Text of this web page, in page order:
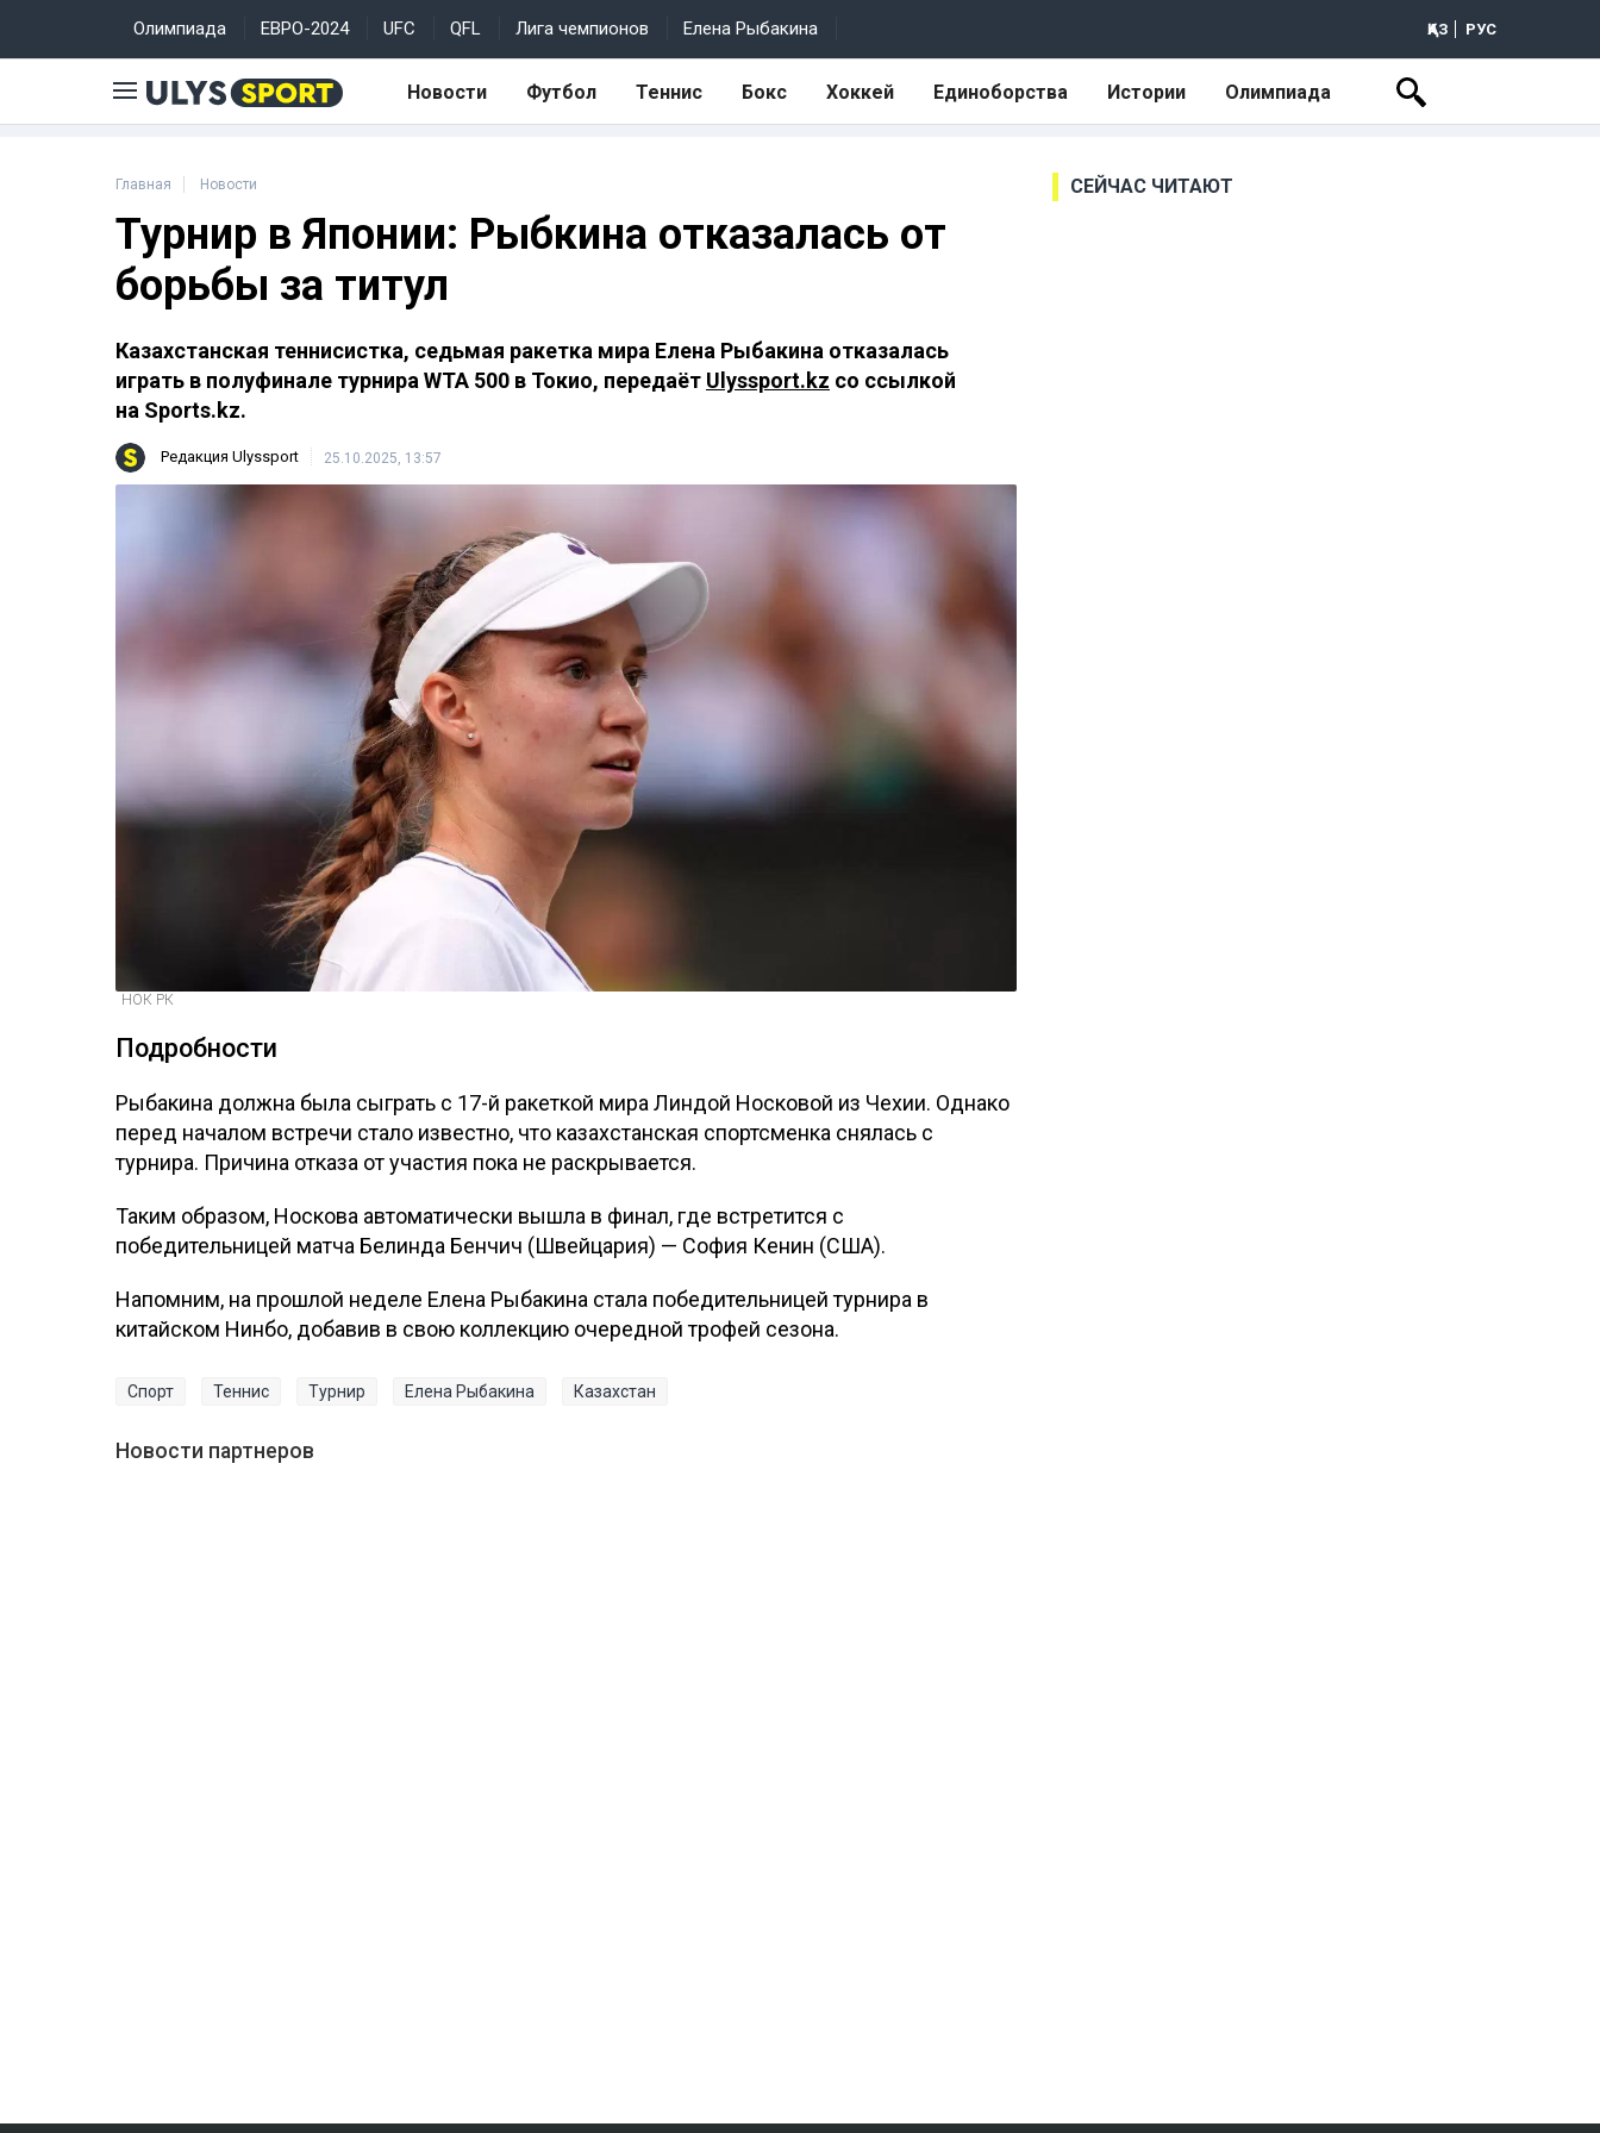
Олимпиада ЕВРО-2024 UFC QFL Лига чемпионов Елена Рыбакина ҚАЗ РУС
Новости Футбол Теннис Бокс Хоккей Единоборства Истории Олимпиада
Главная Новости
Турнир в Японии: Рыбкина отказалась от
борьбы за титул
Казахстанская теннисистка, седьмая ракетка мира Елена Рыбакина отказалась
играть в полуфинале турнира WTA 500 в Токио, передаёт Ulyssport.kz со ссылкой
на Sports.kz.
Редакция Ulyssport 25.10.2025, 13:57
НОК РК
Подробности
Рыбакина должна была сыграть с 17-й ракеткой мира Линдой Носковой из Чехии. Однако
перед началом встречи стало известно, что казахстанская спортсменка снялась с
турнира. Причина отказа от участия пока не раскрывается.
Таким образом, Носкова автоматически вышла в финал, где встретится с
победительницей матча Белинда Бенчич (Швейцария) — София Кенин (США).
Напомним, на прошлой неделе Елена Рыбакина стала победительницей турнира в
китайском Нинбо, добавив в свою коллекцию очередной трофей сезона.
Спорт Теннис Турнир Елена Рыбакина Казахстан
Новости партнеров
СЕЙЧАС ЧИТАЮТ